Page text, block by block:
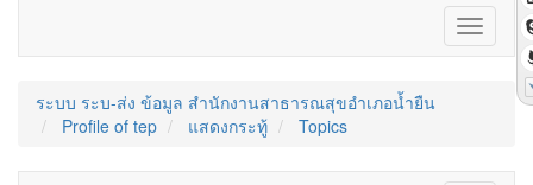
ระบบ ระบ-ส่ง ข้อมูล สำนักงานสาธารณสุขอำเภอน้ำยืน
Profile of tep
แสดงกระทู้ Topics